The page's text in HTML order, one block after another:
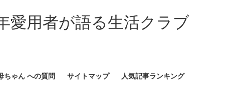
愛用者が語る生活クラブ
ちゃん への質問 サイトマップ 人気記事ランキング